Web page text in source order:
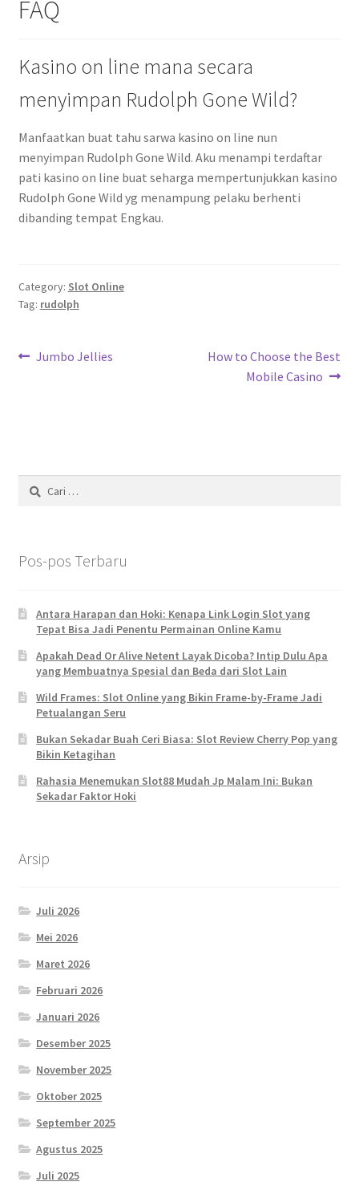
FAQ
Kasino on line mana secara
menyimpan Rudolph Gone Wild?
Manfaatkan buat tahu sarwa kasino on line nun
menyimpan Rudolph Gone Wild. Aku menampi terdaftar
pati kasino on line buat seharga mempertunjukkan kasino
Rudolph Gone Wild yg menampung pelaku berhenti
dibanding tempat Engkau.
Category: Slot Online
Tag: rudolph
Navigasi
Previous
Jumbo Jellies
Next
How to Choose the Best
Mobile Casino
Cari
untuk:
Pos-pos Terbaru
Antara Harapan dan Hoki: Kenapa Link Login Slot yang
Tepat Bisa Jadi Penentu Permainan Online Kamu
Apakah Dead Or Alive Netent Layak Dicoba? Intip Dulu Apa
yang Membuatnya Spesial dan Beda dari Slot Lain
Wild Frames: Slot Online yang Bikin Frame-by-Frame Jadi
Petualangan Seru
Bukan Sekadar Buah Ceri Biasa: Slot Review Cherry Pop yang
Bikin Ketagihan
Rahasia Menemukan Slot88 Mudah Jp Malam Ini: Bukan
Sekadar Faktor Hoki
Arsip
Juli 2026
Mei 2026
Maret 2026
Februari 2026
Januari 2026
Desember 2025
November 2025
Oktober 2025
September 2025
Agustus 2025
Juli 2025